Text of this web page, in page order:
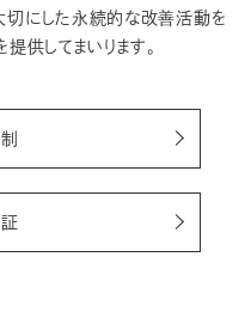
にした永続的な改善活動を
供してまいります。